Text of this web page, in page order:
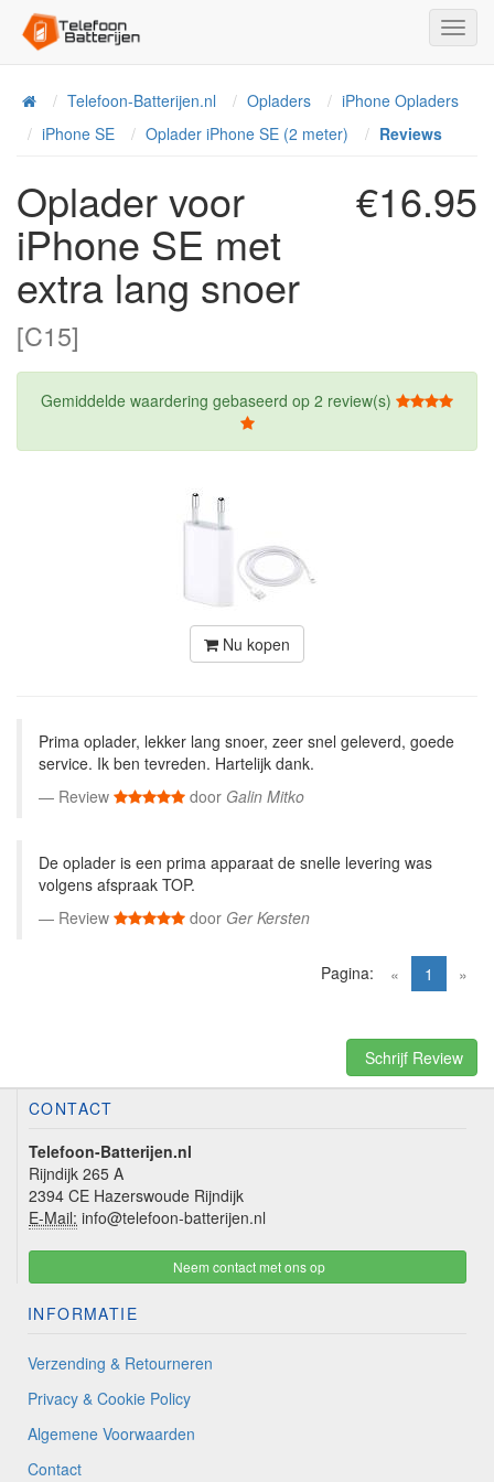
HomeTelefoon-Batterijen.nl Opladers
iPhone Opladers
iPhone SE
Oplader iPhone SE (2 meter) Reviews
€16.95
Oplader voor
iPhone SE met
extra lang snoer
[C15]
Gemiddelde waardering gebaseerd op 2 review(s)
Nu kopen
Prima oplader, lekker lang snoer, zeer snel geleverd, goede
service. Ik ben tevreden. Hartelijk dank.
Review
door Galin Mitko
De oplader is een prima apparaat de snelle levering was
volgens afspraak TOP.
Review
door Ger Kersten
« 1 (current)
»
Pagina:
Schrijf Review
CONTACT
Telefoon-Batterijen.nl
Rijndijk 265 A
2394 CE Hazerswoude Rijndijk
E-Mail: info@telefoon-batterijen.nl
Neem contact met ons op
INFORMATIE
Verzending & Retourneren
Privacy & Cookie Policy
Algemene Voorwaarden
Contact